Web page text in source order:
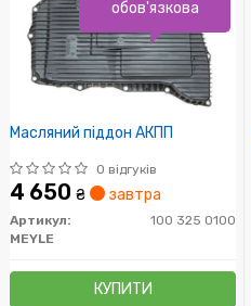
Масляний піддон АКПП
0 відгуків
4 650 ₴ завтра
Артикул:
100 325 0100
MEYLE
КУПИТИ
обов'язкова